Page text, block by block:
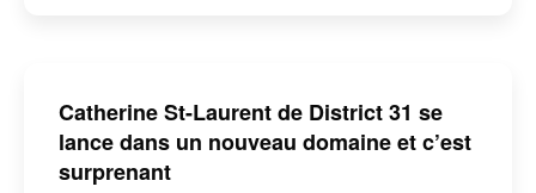
Catherine St-Laurent de District 31 se
lance dans un nouveau domaine et c’est
surprenant